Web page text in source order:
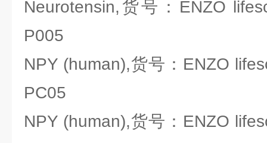
Neurotensin,货号：ENZO
P005
NPY (human),货号：ENZO
PC05
NPY (human),货号：ENZO